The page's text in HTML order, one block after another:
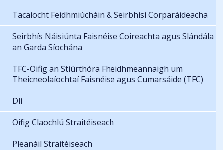
Tacaíocht Feidhmiúcháin & Seirbhísí Corparáideacha
Seirbhís Náisiúnta Faisnéise Coireachta agus Slándála
an Garda Síochána
TFC-Oifig an Stiúrthóra Fheidhmeannaigh um
Theicneolaíochtaí Faisnéise agus Cumarsáide (TFC)
Dlí
Oifig Claochlú Straitéiseach
Pleanáil Straitéiseach